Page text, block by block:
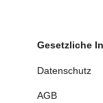
Gesetzliche
Datenschutz
AGB